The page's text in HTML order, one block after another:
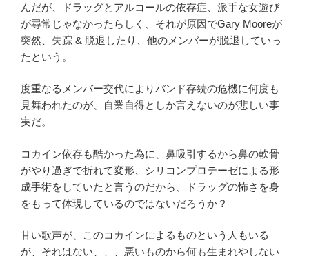
んだが、ドラッグとアルコールの依存症、派手な女遊び
が尋常じゃなかったらしく、それが原因でGary Mooreが
突然、失踪 & 脱退したり、他のメンバーが脱退していっ
たという。
度重なるメンバー交代によりバンド存続の危機に何度も
見舞われたのが、自業自得としか言えないのが悲しい事
実だ。
コカイン依存も酷かった為に、鼻吸引するから鼻の軟骨
がやり過ぎで折れて変形、シリコンプロテーゼによる形
成手術をしていたと言うのだから、ドラッグの怖さを身
をもって体現しているのではないだろうか？
甘い歌声が、このコカインによるものという人もいる
が、それはない、、、悪いものから何も生まれやしない